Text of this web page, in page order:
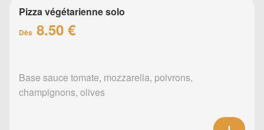
Pizza végétarienne solo
Dès 8.50 €
Base sauce tomate, mozzarella, poivrons,
champignons, olives